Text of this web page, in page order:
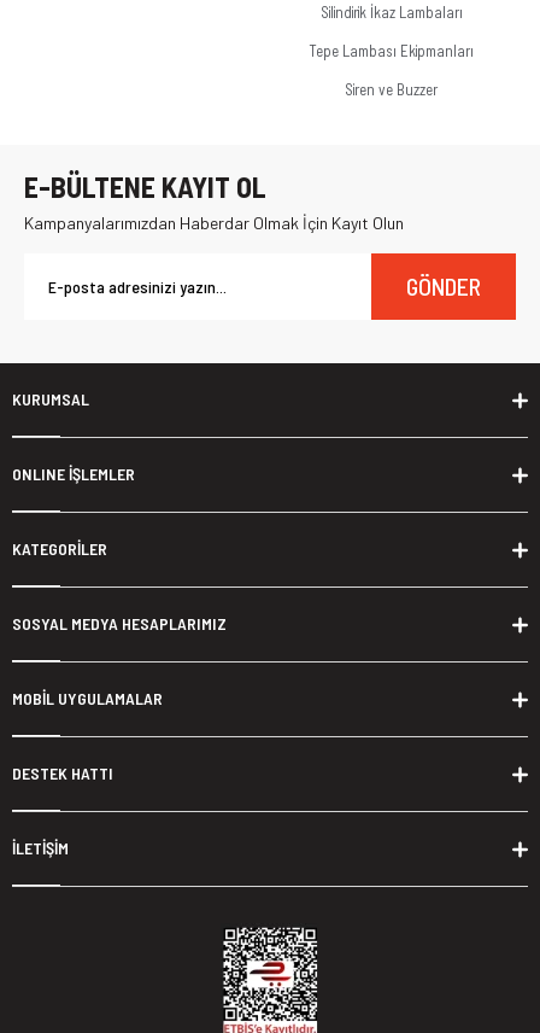
Silindirik İkaz Lambaları
Tepe Lambası Ekipmanları
Siren ve Buzzer
E-BÜLTENE KAYIT OL
Kampanyalarımızdan Haberdar Olmak İçin Kayıt Olun
GÖNDER
KURUMSAL
ONLINE İŞLEMLER
KATEGORİLER
SOSYAL MEDYA HESAPLARIMIZ
MOBİL UYGULAMALAR
DESTEK HATTI
İLETİŞİM